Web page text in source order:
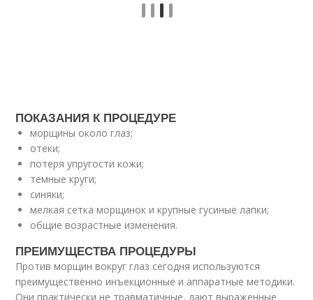
ПОКАЗАНИЯ К ПРОЦЕДУРЕ
морщины около глаз;
отеки;
потеря упругости кожи;
темные круги;
синяки;
мелкая сетка морщинок и крупные гусиные лапки;
общие возрастные изменения.
ПРЕИМУЩЕСТВА ПРОЦЕДУРЫ
Против морщин вокруг глаз сегодня используются
преимущественно инъекционные и аппаратные методики.
Они практически не травматичные, дают выраженные